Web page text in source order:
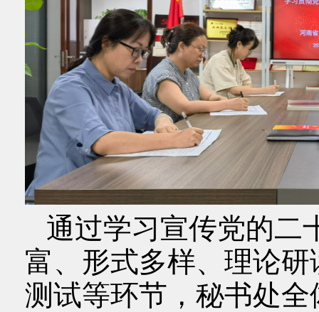
通过学习宣传党的二
富、形式多样、理论
测试等环节，秘书处